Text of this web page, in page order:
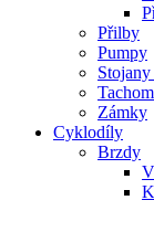
Přilby
Pumpy
Zámky
Cyklodíly
Brzdy